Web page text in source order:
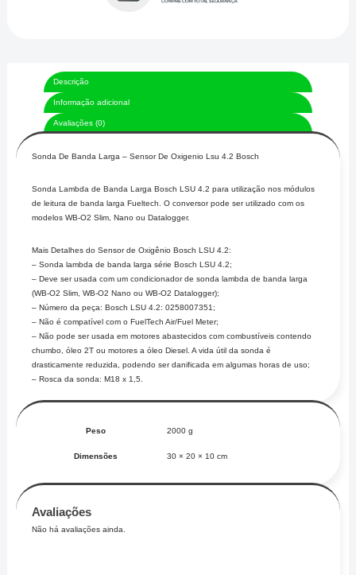
Descrição
Informação adicional
Avaliações (0)
Sonda De Banda Larga – Sensor De Oxigenio Lsu 4.2 Bosch
Sonda Lambda de Banda Larga Bosch LSU 4.2 para utilização nos módulos
de leitura de banda larga Fueltech. O conversor pode ser utilizado com os
modelos WB-O2 Slim, Nano ou Datalogger.
Mais Detalhes do Sensor de Oxigênio Bosch LSU 4.2:
– Sonda lambda de banda larga série Bosch LSU 4.2;
– Deve ser usada com um condicionador de sonda lambda de banda larga
(WB-O2 Slim, WB-O2 Nano ou WB-O2 Datalogger);
– Número da peça: Bosch LSU 4.2: 0258007351;
– Não é compatível com o FuelTech Air/Fuel Meter;
– Não pode ser usada em motores abastecidos com combustíveis contendo
chumbo, óleo 2T ou motores a óleo Diesel. A vida útil da sonda é
drasticamente reduzida, podendo ser danificada em algumas horas de uso;
– Rosca da sonda: M18 x 1,5.
Peso 2000 g
Dimensões 30 × 20 × 10 cm
Avaliações
Não há avaliações ainda.